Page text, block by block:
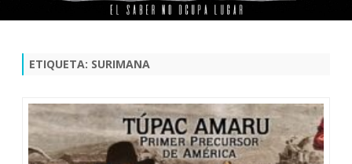
Saltar
ETIQUETA: SURIMANA